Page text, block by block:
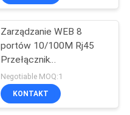
13
Zarządzanie WEB 8
portów 10/100M Rj45
Przełącznik
światłowodowy DC12V
Negotiable MOQ:1
KONTAKT